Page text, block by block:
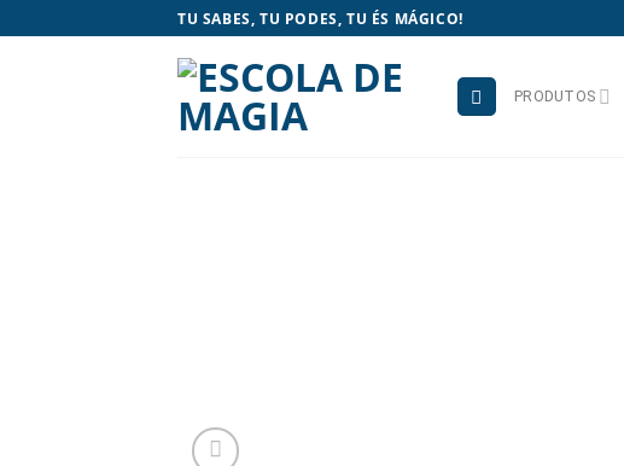
to
TU SABES, TU PODES, TU ÉS MÁGICO!
PRODUTOS